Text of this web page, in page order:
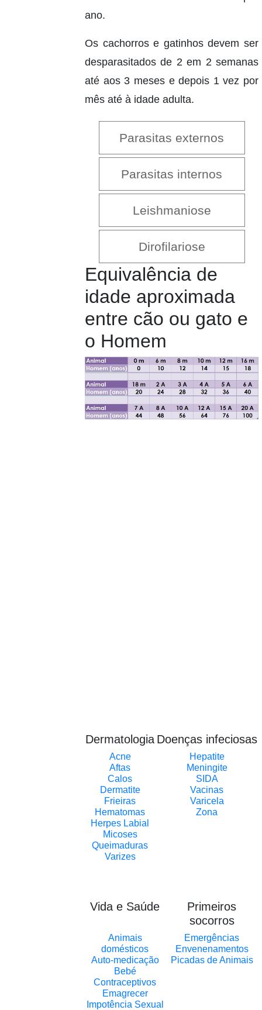
ano.
Os cachorros e gatinhos devem ser
desparasitados de 2 em 2 semanas
até aos 3 meses e depois 1 vez por
mês até à idade adulta.
Parasitas externos
Parasitas internos
Leishmaniose
Dirofilariose
Equivalência de
idade aproximada
entre cão ou gato e
o Homem
Dermatologia Doenças infeciosas
Acne
Aftas
Calos
Dermatite
Frieiras
Hematomas
Herpes Labial
Micoses
Queimaduras
Varizes
Hepatite
Meningite
SIDA
Vacinas
Varicela
Zona
Vida e Saúde
Primeiros
socorros
Animais
domésticos
Auto-medicação
Bebé
Contraceptivos
Emagrecer
Impotência Sexual
Emergências
Envenenamentos
Picadas de Animais